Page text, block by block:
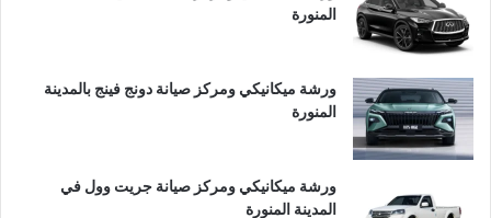
المنورة
ورشة ميكانيكي ومركز صيانة دونج فينج بالمدينة
المنورة
ورشة ميكانيكي ومركز صيانة جريت وول في
المدينة المنورة